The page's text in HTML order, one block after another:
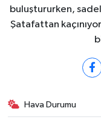
buluştururken,
Şatafattan
Hava Durumu